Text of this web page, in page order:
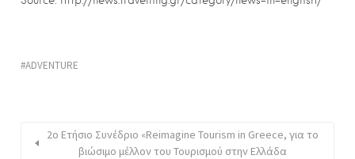
ADVENTURE
2ο Ετήσιο Συνέδριο «Reimagine Tourism in Greece, για το
βιώσιμο μέλλον του Τουρισμού στην Ελλάδα